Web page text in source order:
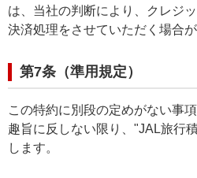
は、当社の判断により、クレジ
決済処理をさせていただく場合が
第7条（準用規定）
この特約に別段の定めがない事
趣旨に反しない限り、"JAL旅行
します。